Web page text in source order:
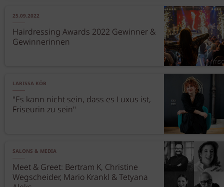
25.09.2022
Hairdressing Awards 2022 Gewinner &
Gewinnerinnen
LARISSA KÖB
"Es kann nicht sein, dass es Luxus ist,
Friseurin zu sein"
SALONS & MEDIA
Meet & Greet: Bertram K, Christine
Wegscheider, Mario Krankl & Tetyana